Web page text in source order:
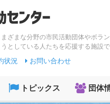
ざまな分野の市民活動団体やボラ
としている人たちを応援する施設で
状況 お問い合わせ
トピックス 団体